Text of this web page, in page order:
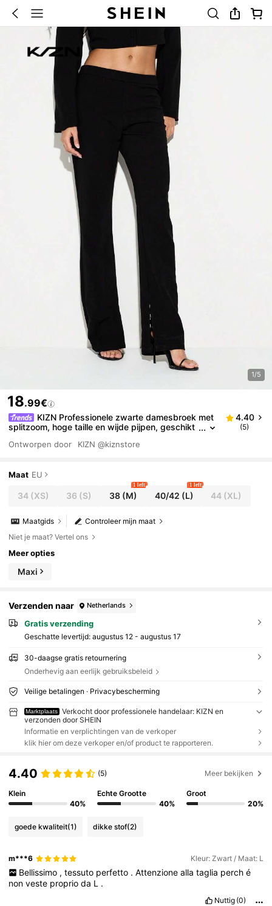
1/5
18.99€
KIZN Professionele zwarte damesbroek met
splitzoom, hoge taille en wijde pijpen, geschikt
4.40
(5)
Ontworpen door KIZN @kiznstore
Maat EU
34(XS) 36 (S) 38(M)
1 left
40/42 (L)
1 left
44 (XL)
Controleer mijn maat
Maatgids
Niet je maat? Vertel ons
Meer opties
Maxi
Verzenden naar Netherlands
Gratis verzending
Geschatte levertijd: augustus 12 - augustus 17
30-daagse gratis retournering
Onderhevig aan eerlijk gebruiksbeleid
Veilige betalingen · Privacybescherming
Marktplaats
Verkocht door professionele handelaar: KIZN en
verzonden door SHEIN
Informatie en verplichtingen van de verkoper
klik hier om deze verkoper en/of product te rapporteren.
4.40 (5) Meer bekijken
Klein
40%
Echte Grootte
40%
Groot
20%
goede kwaliteit(1) dikke stof(2)
m***6 Kleur: Zwart / Maat: L
Bellissimo , tessuto perfetto . Attenzione alla taglia perch é
nonveste proprioda L .
Nuttig (0)